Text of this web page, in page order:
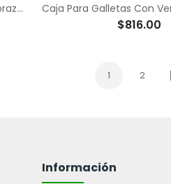
Caja Tipo Dulcero Diseño Sobre Corazón
$816.00
1 2
Información